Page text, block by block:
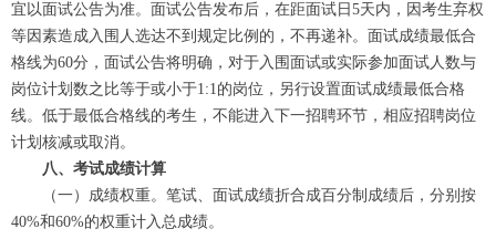
宜以面试公告为准。面试公告发布后，在距面试日5天内，因考生弃权
等因素造成入围人选达不到规定比例的，不再递补。面试成绩最低合
格线为60分，面试公告将明确，对于入围面试或实际参加面试人数与
岗位计划数之比等于或小于1:1的岗位，另行设置面试成绩最低合格
线。低于最低合格线的考生，不能进入下一招聘环节，相应招聘岗位
计划核减或取消。
八、考试成绩计算
（一）成绩权重。笔试、面试成绩折合成百分制成绩后，分别按
40%和60%的权重计入总成绩。